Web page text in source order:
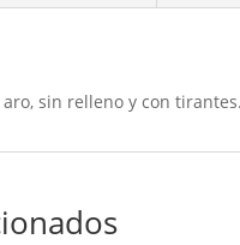
sin relleno y con tirantes.